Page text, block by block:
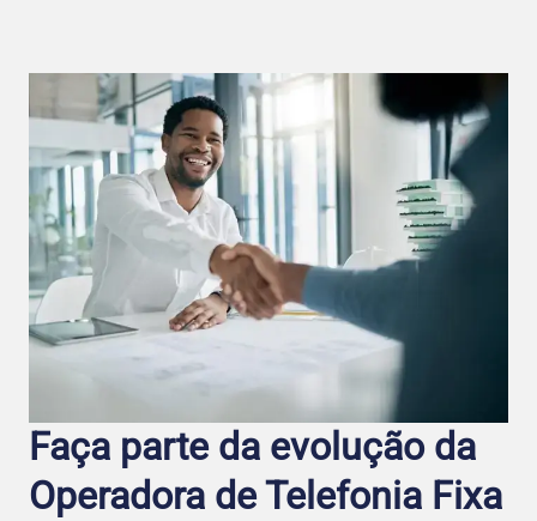
Faça parte da evolução da
Operadora de Telefo nia Fixa